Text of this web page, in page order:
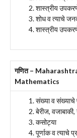
शास्त्रीय
शोध व त्याचे
शास्त्रीय
गणित –
Mathematics
संख्या व संख्याचे
बेरीज,
कसोट्या
पूर्णाक व त्याचे